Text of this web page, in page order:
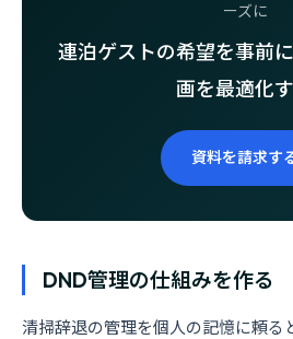
ーズに
連泊ゲストの希望を事前
画を最適化
資料を請求す
DND管理の仕組みを作る
清掃辞退の管理を個人の記憶に頼る